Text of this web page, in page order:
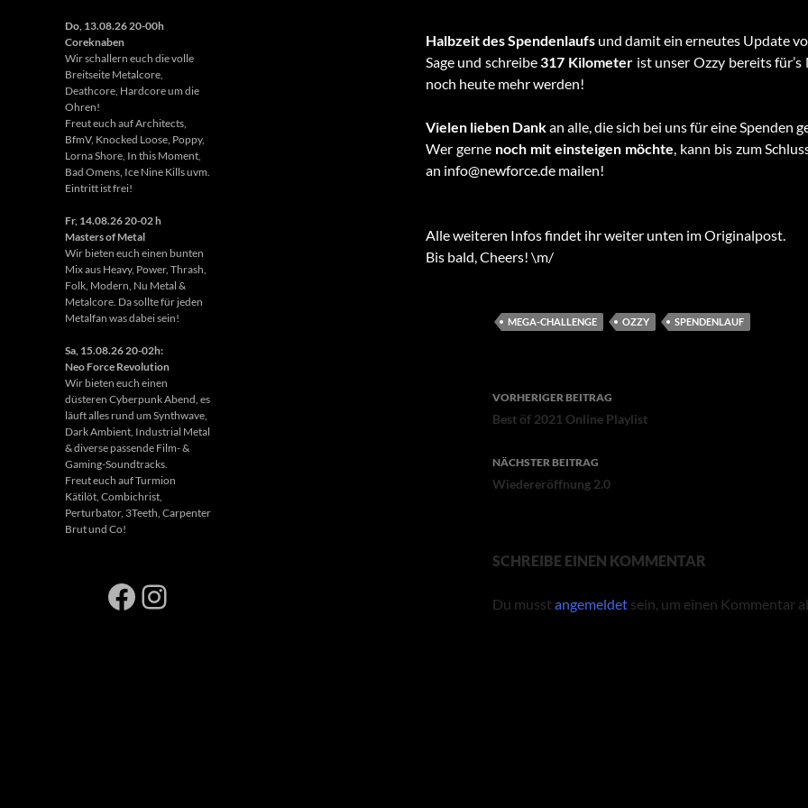
Halbzeit des Spendenlaufsund damit ein erneutes Update
Sage und schreibe317 Kilometer ist unser Ozzy bereits
noch heute mehr werden!
Vielen lieben Dankan alle, die sich bei uns für eine Spenden
Wer gerne noch mit einsteigen möchte, kann bis zum
an info@newforce.de mailen!
Alle weiteren Infos findet ihr weiter unten im Originalpost.
Bis bald, Cheers! \m/
MEGA-CHALLENGE OZZY SPENDENLAUF
Beitragsnavigation
VORHERIGER BEITRAG
Best öf 2021 Online Playlist
NÄCHSTER BEITRAG
Wiedereröffnung 2.0
SCHREIBE EINEN KOMMENTAR
Du musst angemeldet sein, um einen Kommentar
Do, 13.08.26 20-00h
Coreknaben
Wir schallern euch die volle
Breitseite Metalcore,
Deathcore, Hardcore um die
Ohren!
Freut euch auf Architects,
BfmV, Knocked Loose, Poppy,
Lorna Shore, In this Moment,
Bad Omens, Ice Nine Kills uvm.
Eintritt ist frei!
Fr, 14.08.26 20-02 h
Masters of Metal
Wir bieten euch einen bunten
Mix aus Heavy, Power, Thrash,
Folk, Modern, Nu Metal &
Metalcore. Da sollte für jeden
Metalfan was dabei sein!
Sa, 15.08.26 20-02h:
Neo Force Revolution
Wir bieten euch einen
düsteren Cyberpunk Abend, es
läuft alles rund um Synthwave,
Dark Ambient, Industrial Metal
& diverse passende Film- &
Gaming-Soundtracks.
Freut euch auf Turmion
Kätilöt, Combichrist,
Perturbator, 3Teeth, Carpenter
Brut und Co!
Facebook
Instagram